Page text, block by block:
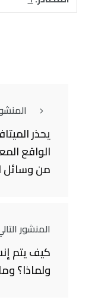
يحذر
الواقع
من وسائل
المنشور
كيف يتم
ولماذا؟